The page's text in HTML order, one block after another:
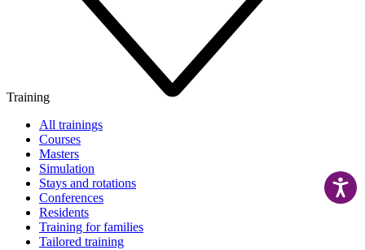
Training
All trainings
Courses
Masters
Simulation
Stays and rotations
Conferences
Residents
Training for families
Tailored training